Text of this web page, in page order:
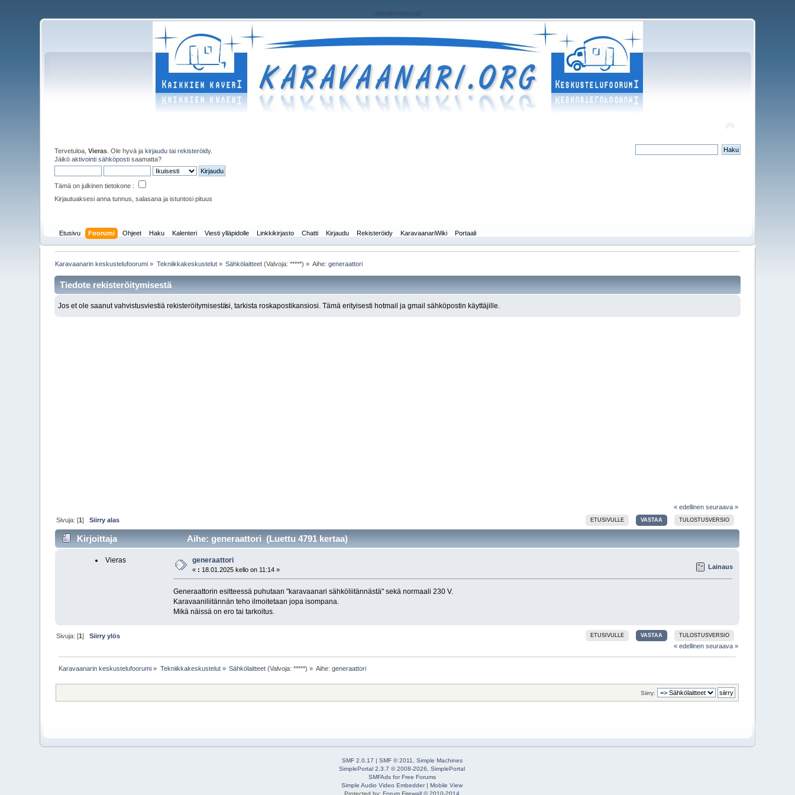
rekisteriseloste
Tervetuloa,Vieras . Ole hyvä jakirjaudu tairekisteröidy.
Jäiköaktivointi sähköposti saamatta?
Tämä on julkinen tietokone :
Kirjautuaksesi anna tunnus, salasana ja istuntosi pituus
Etusivu Foorumi Ohjeet Haku Kalenteri Viesti ylläpidolle Linkkikirjasto Chatti Kirjaudu Rekisteröidy KaravaanariWiki Portaali
Karavaanarin keskustelufoorumi » Tekniikkakeskustelut» Sähkölaitteet (Valvoja: *****) » Aihe:generaattori
Tiedote rekisteröitymisestä
Jos et ole saanut vahvistusviestiä rekisteröitymisestäsi, tarkista roskapostikansiosi. Tämä erityisesti hotmail ja gmail sähköpostin käyttäjille.
« edellinen seuraava »
ETUSIVULLE VASTAA TULOSTUSVERSIO
Sivuja: [1]Siirry alas
Kirjoittaja Aihe: generaattori (Luettu 4791 kertaa)
Vieras generaattori
« : 18.01.2025 kello on 11:14 » Lainaus
Generaattorin esitteessä puhutaan "karavaanari sähköliitännästä" sekä normaali 230 V.
Karavaaniliitännän teho ilmoitetaan jopa isompana.
Mikä näissä on ero tai tarkoitus.
ETUSIVULLE VASTAA TULOSTUSVERSIO
Sivuja: [1]Siirry ylös
« edellinen seuraava »
Karavaanarin keskustelufoorumi » Tekniikkakeskustelut» Sähkölaitteet (Valvoja: *****) » Aihe:generaattori
Siirry:
SMF 2.0.17 | SMF © 2011, Simple Machines
SimplePortal 2.3.7 © 2008-2026, SimplePortal
SMFAdsforFree Forums
Simple Audio Video Embedder| Mobile View
Protected by: Forum Firewall © 2010-2014